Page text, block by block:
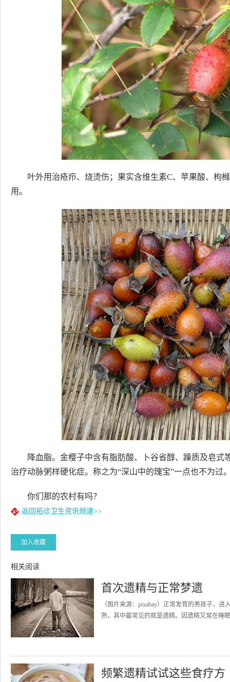
叶外用治疮疖、烧烫伤；果实含维生素C、苹果酸、枸
用。
降血脂。金樱子中含有脂肪酸、卜谷省醇、躁质及皂
治疗动脉粥样硬化症。称之为“深山中的瑰宝”一点也不为过
你们那的农村有吗？
返回拓诊卫生资讯频道>>
加入收藏
相关阅读
首次遗精与正常梦遗
（图片来源：pixabay）正常发育的男孩子，
熟，其中最常见的就是遗精。因遗精又常在睡
频繁遗精试试这些食疗方